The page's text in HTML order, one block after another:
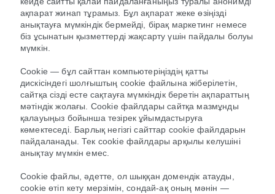
ақпарат жинап тұрамыз. Бұл ақпарат жеке өзіңізді
анықтауға мүмкіндік бермейді, бірақ маркетинг немесе
біз ұсынатын қызметтерді жақсарту үшін пайдалы болуы
мүмкін.
Cookie — бұл сайттан компьютеріңіздің қатты
дискісіндегі шолғыштың cookie файлына жіберілетін,
сайтқа сізді есте сақтауға мүмкіндік беретін ақпараттың
мәтіндік жолағы. Cookie файлдары сайтқа мазмұнды
қалауыңыз бойынша тезірек ұйымдастыруға
көмектеседі. Барлық негізгі сайттар cookie файлдарын
пайдаланады. Тек cookie файлдары арқылы келушіні
анықтау мүмкін емес.
Cookie файлы, әдетте, ол шыққан домендік атауды,
cookie өтіп кету мерзімін, сондай-ақ оның мәнін —